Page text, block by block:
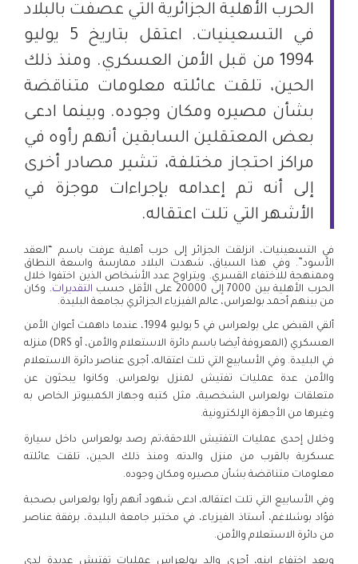
الحرب الأهلية الجزائرية التي عصفت بالبلاد
في التسعينيات. اعتقل بتاريخ 5 يوليو
1994 من قبل الأمن العسكري. ومنذ ذلك
الحين، تلقت عائلته معلومات متناقضة
بشأن مصيره ومكان وجوده. وبينما ادعى
بعض المعتقلين السابقين أنهم رأوه في
مراكز احتجاز مختلفة، تشير مصادر أخرى
إلى أنه تم إعدامه بإجراءات موجزة في
الأشهر التي تلت اعتقاله.
في التسعينيات، انزلقت الجزائر إلى حرب أهلية عرفت باسم “العقد
الأسود”. وفي هذا السياق، شهدت البلاد ممارسة واسعة النطاق
وممنهجة للاختفاء القسري. ويتراوح عدد الأشخاص الذين اختفوا خلال
الحرب الأهلية بين 7000 إلى 20000 على الأقل حسب
التقديرات. وكان
من بينهم أحمد بولعراس، عالم الفيزياء الجزائري بجامعة البليدة.
ألقي القبض على بولعراس في 5 يوليو 1994، عندما داهمت أعوان الأمن
العسكري (المعروفة أيضا باسم دائرة الاستعلام والأمن، أو DRS) منزله
في البليدة. وفي الأسابيع التي تلت اعتقاله، أجرى عناصر دائرة الاستعلام
والأمن عدة عمليات تفتيش لمنزل بولعراس. وكانوا يبحثون عن
متعلقات بولعراس الشخصية، مثل كتبه وجهاز الكمبيوتر الخاص به
وغيرها من الأجهزة الإلكترونية.
وخلال إحدى عمليات التفتيش اللاحقة،تم رصد بولعراس داخل سيارة
عسكرية بالقرب من منزل والدته. ومنذ ذلك الحين، تلقت عائلته
معلومات متناقضة بشأن مصيره ومكان وجوده.
وفي الأسابيع التي تلت اعتقاله، ادعى شهود أنهم رأوا بولعراس بصحبة
فؤاد بوشلاغم، أستاذ الفيزياء، في مختبر جامعة البليدة، برفقة عناصر
من دائرة الاستعلام والأمن.
وبعد اختفاء ابنه، أجرى والد بولعراس عمليات تفتيش عديدة لدى